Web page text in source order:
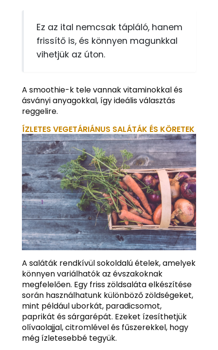
Ez az ital nemcsak tápláló, hanem
frissítő is, és könnyen magunkkal
vihetjük az úton.
A smoothie-k tele vannak vitaminokkal és
ásványi anyagokkal, így ideális választás
reggelire.
ÍZLETES VEGETÁRIÁNUS SALÁTÁK ÉS KÖRETEK
A saláták rendkívül sokoldalú ételek, amelyek
könnyen variálhatók az évszakoknak
megfelelően. Egy friss zöldsaláta elkészítése
során használhatunk különböző zöldségeket,
mint például uborkát, paradicsomot,
paprikát és sárgarépát. Ezeket ízesíthetjük
olívaolajjal, citromlével és fűszerekkel, hogy
még ízletesebbé tegyük.